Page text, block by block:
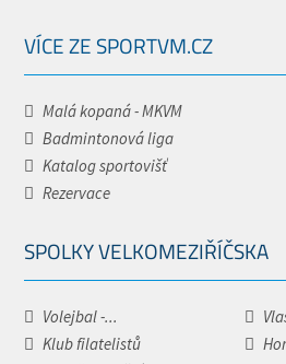
VÍCE ZE SPORTVM.CZ
Malá kopaná - MKVM
Badmintonová liga
Katalog sportovišť
Rezervace
SPOLKY VELKOMEZIŘÍČSKA
Volejbal -...
Klub filatelistů